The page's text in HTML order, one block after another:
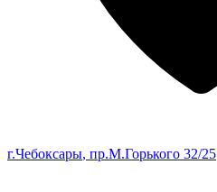
г.Чебоксары, пр.М.Горького 32/25